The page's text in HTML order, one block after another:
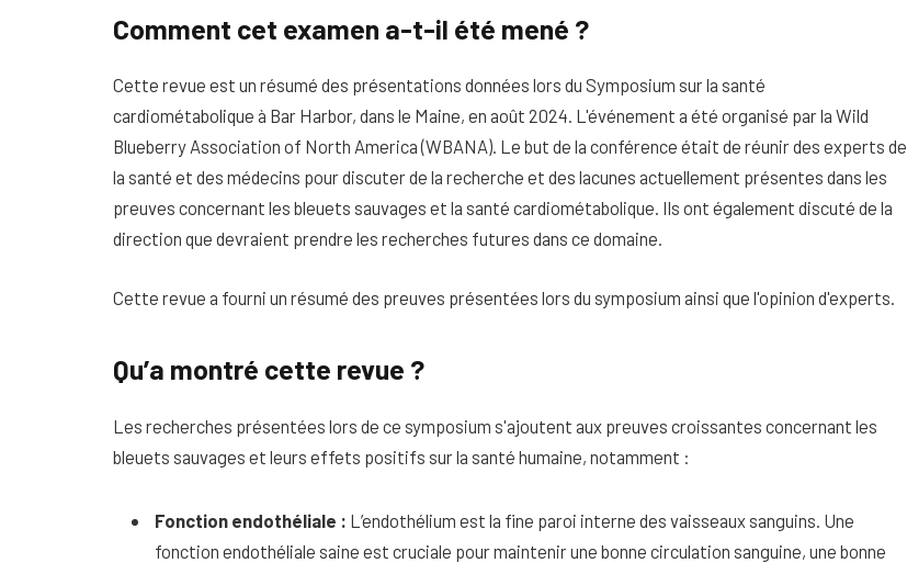
Comment cet examen a-t-il été mené ?
Cette revue est un résumé des présentations données lors du Symposium sur la santé
cardiométabolique à Bar Harbor, dans le Maine, en août 2024. L'événement a été organisé par la Wild
Blueberry Association of North America (WBANA). Le but de la conférence était de réunir des experts de
la santé et des médecins pour discuter de la recherche et des lacunes actuellement présentes dans les
preuves concernant les bleuets sauvages et la santé cardiométabolique. Ils ont également discuté de la
direction que devraient prendre les recherches futures dans ce domaine.
Cette revue a fourni un résumé des preuves présentées lors du symposium ainsi que l'opinion d'experts.
Qu’a montré cette revue ?
Les recherches présentées lors de ce symposium s'ajoutent aux preuves croissantes concernant les
bleuets sauvages et leurs effets positifs sur la santé humaine, notamment :
Fonction endothéliale : L’endothélium est la fine paroi interne des vaisseaux sanguins. Une
fonction endothéliale saine est cruciale pour maintenir une bonne circulation sanguine, une bonne